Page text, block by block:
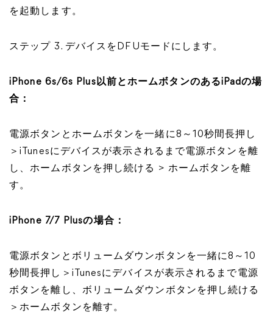
を起動します。
ステップ 3. デバイスをDFUモードにします。
iPhone 6s/6s Plus以前とホームボタンのあるiPadの場
合：
電源ボタンとホームボタンを一緒に8～10秒間長押し
＞iTunesにデバイスが表示されるまで電源ボタンを離
し、ホームボタンを押し続ける > ホームボタンを離
す。
iPhone 7/7 Plusの場合：
電源ボタンとボリュームダウンボタンを一緒に8～10
秒間長押し＞iTunesにデバイスが表示されるまで電源
ボタンを離し、ボリュームダウンボタンを押し続ける
＞ホームボタンを離す。